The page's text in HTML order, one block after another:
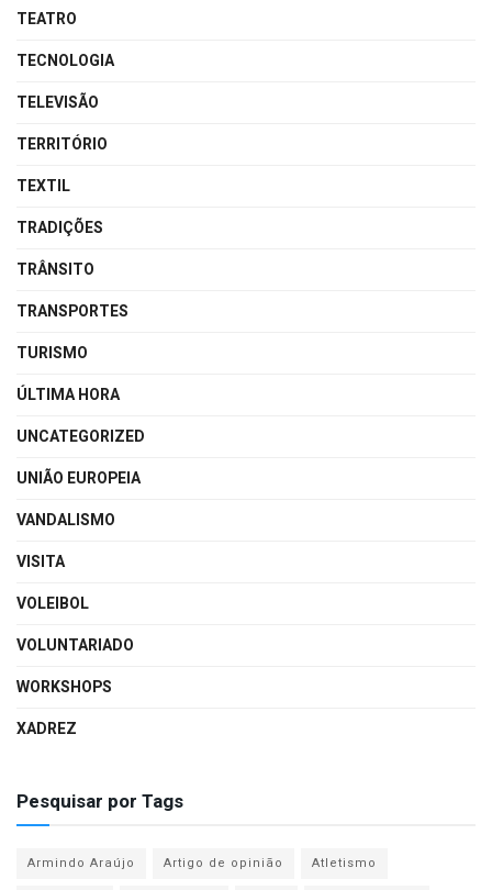
TEATRO
TECNOLOGIA
TELEVISÃO
TERRITÓRIO
TEXTIL
TRADIÇÕES
TRÂNSITO
TRANSPORTES
TURISMO
ÚLTIMA HORA
UNCATEGORIZED
UNIÃO EUROPEIA
VANDALISMO
VISITA
VOLEIBOL
VOLUNTARIADO
WORKSHOPS
XADREZ
Pesquisar por Tags
Armindo Araújo Artigo de opinião
Atletismo